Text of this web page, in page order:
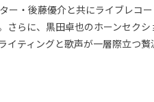
ー・後藤優介と共にライブレコー
さらに、黒田卓也のホーンセクシ
イティングと歌声が一層際立つ贅